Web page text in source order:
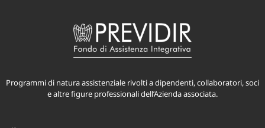
Programmi di natura assistenziale rivolti a dipendenti, collaboratori, soci